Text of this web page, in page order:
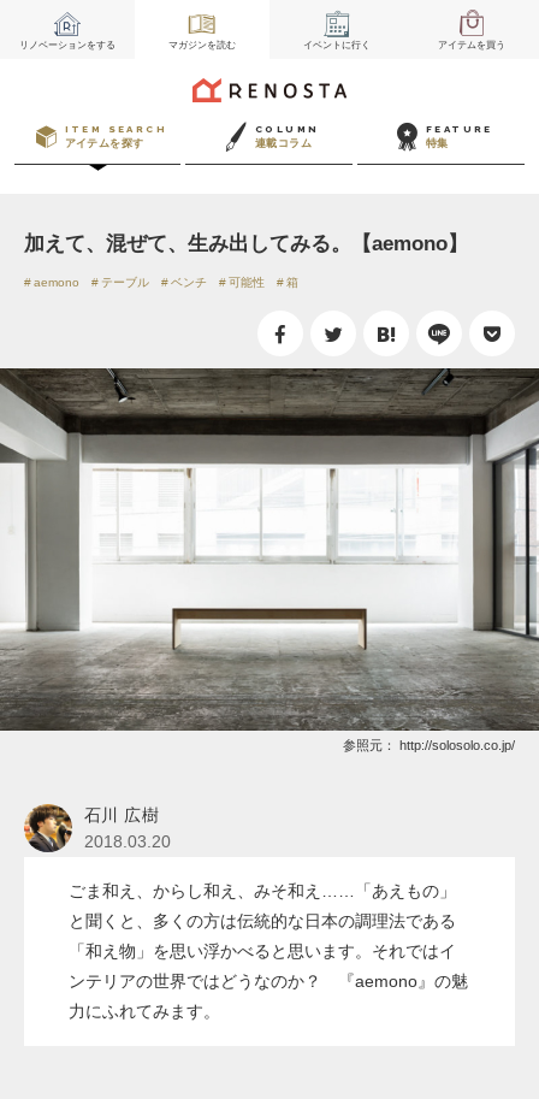
リノベーションをする マガジンを読む イベント に行く アイテムを買う
ITEM SEARCH
アイテムを探す
COLUMN
連載コラム
FEATURE
特集
加えて、混ぜて、生み出してみる。【aemono】
aemono テーブル ベンチ 可能性 箱
参照元： http://solosolo.co.jp/
石川 広樹
2018.03.20
ごま和え、からし和え、みそ和え……「あえもの」
と聞くと、多くの方は伝統的な日本の調理法である
「和え物」を思い浮かべると思います。それではイ
ンテリアの世界ではどうなのか？ 『aemono』の魅
力にふれてみます。